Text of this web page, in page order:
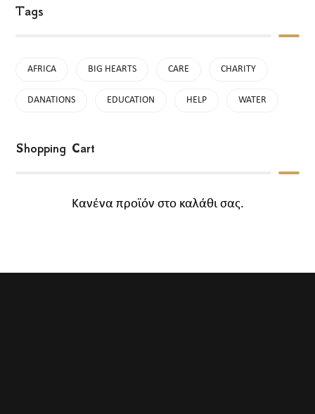
Tags
AFRICA BIG HEARTS CARE CHARITY
DANATIONS EDUCATION HELP WATER
Shopping Cart
Κανένα προϊόν στο καλάθι σας.